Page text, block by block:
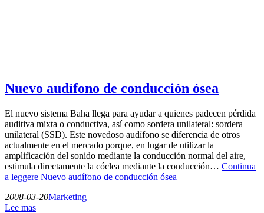
Nuevo audífono de conducción ósea
El nuevo sistema Baha llega para ayudar a quienes padecen pérdida
auditiva mixta o conductiva, así como sordera unilateral: sordera
unilateral (SSD). Este novedoso audífono se diferencia de otros
actualmente en el mercado porque, en lugar de utilizar la
amplificación del sonido mediante la conducción normal del aire,
estimula directamente la cóclea mediante la conducción… Continua
a leggere Nuevo audífono de conducción ósea
2008-03-20Marketing
Lee mas